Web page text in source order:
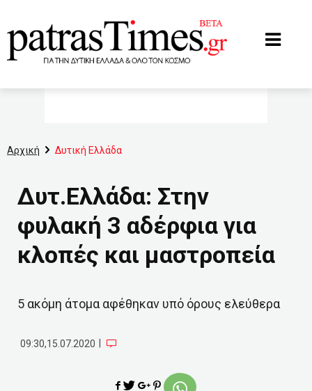
Αρχική Δυτική Ελλάδα
Δυτ.Ελλάδα: Στην
φυλακή 3 αδέρφια για
κλοπές και μαστροπεία
5 ακόμη άτομα αφέθηκαν υπό όρους ελεύθερα
09:30,15.07.2020